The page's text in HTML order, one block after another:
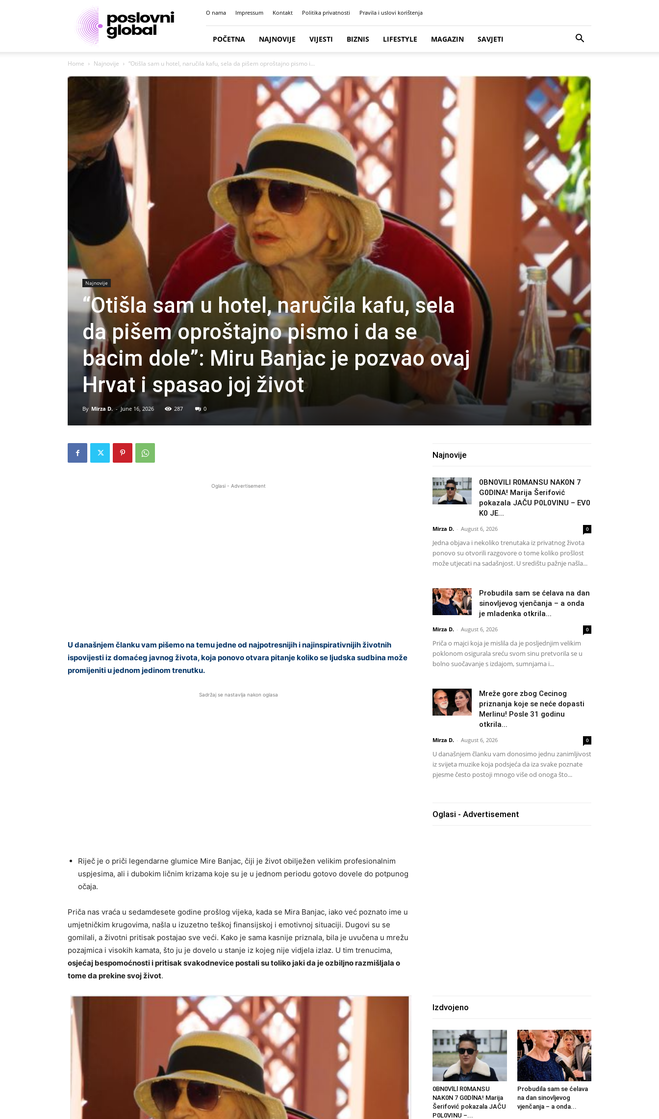
Poslovni
portal
O nama Impressum Kontakt Politika privatnosti Pravila i uslovi korištenja
POČETNA NAJNOVIJE VIJESTI BIZNIS LIFESTYLE MAGAZIN SAVJETI
Home Najnovije “Otišla sam u hotel, naručila kafu, sela da pišem oproštajno pismo i...
Najnovije
“Otišla sam u hotel, naručila kafu, sela
da pišem oproštajno pismo i da se
bacim dole”: Miru Banjac je pozvao ovaj
Hrvat i spasao joj život
By Mirza D. - June 16, 2026 287 0
Oglasi - Advertisement
U današnjem članku vam pišemo na temu jedne od najpotresnijih i najinspirativnijih životnih
ispovijesti iz domaćeg javnog života, koja ponovo otvara pitanje koliko se ljudska sudbina može
promijeniti u jednom jedinom trenutku.
Sadržaj se nastavlja nakon oglasa
Riječ je o priči legendarne glumice Mire Banjac, čiji je život obilježen velikim profesionalnim
uspjesima, ali i dubokim ličnim krizama koje su je u jednom periodu gotovo dovele do potpunog
očaja.
Priča nas vraća u sedamdesete godine prošlog vijeka, kada se Mira Banjac, iako već poznato ime u
umjetničkim krugovima, našla u izuzetno teškoj finansijskoj i emotivnoj situaciji. Dugovi su se
gomilali, a životni pritisak postajao sve veći. Kako je sama kasnije priznala, bila je uvučena u mrežu
pozajmica i visokih kamata, što ju je dovelo u stanje iz kojeg nije vidjela izlaz. U tim trenucima,
osjećaj bespomoćnosti i pritisak svakodnevice postali su toliko jaki da je ozbiljno razmišljala o
tome da prekine svoj život.
Najnovije
0BN0VlLl R0MANSU NAK0N 7
G0DlNA! Marija Šerifović
pokazala JAČU P0L0VINU – EV0
K0 JE...
Mirza D. - August 6, 2026 0
Jedna objava i nekoliko trenutaka iz privatnog života
ponovo su otvorili razgovore o tome koliko prošlost
može utjecati na sadašnjost. U središtu pažnje našla...
Probudila sam se ćelava na dan
sinovljevog vjenčanja – a onda
je mladenka otkrila...
Mirza D. - August 6, 2026 0
Priča o majci koja je mislila da je posljednjim velikim
poklonom osigurala sreću svom sinu pretvorila se u
bolno suočavanje s izdajom, sumnjama i...
Mreže gore zbog Cecinog
priznanja koje se neće dopasti
Merlinu! Posle 31 godinu
otkrila...
Mirza D. - August 6, 2026 0
U današnjem članku vam donosimo jednu zanimljivost
iz svijeta muzike koja podsjeća da iza svake poznate
pjesme često postoji mnogo više od onoga što...
Oglasi - Advertisement
Izdvojeno
0BN0VlLl R0MANSU
NAK0N 7 G0DlNA! Marija
Šerifović pokazala JAČU
P0L0VINU –...
Probudila sam se ćelava
na dan sinovljevog
vjenčanja – a onda...